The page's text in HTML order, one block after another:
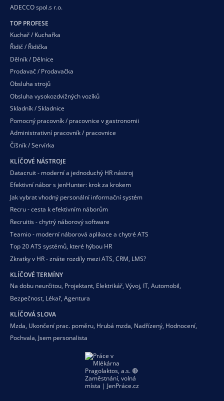
ADECCO spol.s r.o.
TOP PROFESE
Kuchař / Kuchařka
Řidič / Řidička
Dělník / Dělnice
Prodavač / Prodavačka
Obsluha strojů
Obsluha vysokozdvižných vozíků
Skladník / Skladnice
Pomocný pracovník / pracovnice v gastronomii
Administrativní pracovník / pracovnice
Číšník / Servírka
KLÍČOVÉ NÁSTROJE
Datacruit - moderní a jednoduchý HR nástroj
Efektivní nábor s jenHunter: krok za krokem
Jak vybrat vhodný personální informační systém
Recru - cesta k efektivním náborům
Recruitis - chytrý náborový software
Teamio - moderní náborová aplikace a chytré ATS
Top 20 ATS systémů, které hýbou HR
Zkratky v HR - znáte rozdíly mezi ATS, CRM, LMS?
KLÍČOVÉ TERMÍNY
Na dobu neurčitou, Projektant, Elektrikář, Vývoj, IT, Automobil,
Bezpečnost, Lékař, Agentura
KLÍČOVÁ SLOVA
Mzda, Ukončení prac. poměru, Hrubá mzda, Nadřízený, Hodnocení,
Pochvala, Jsem personalista